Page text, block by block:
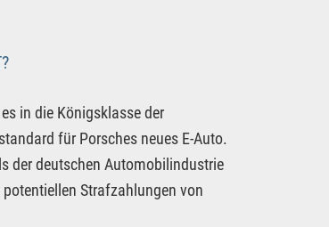
in die Königsklasse der
für Porsches neues E-Auto.
der deutschen Automobilindustrie
Strafzahlungen von